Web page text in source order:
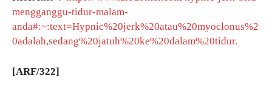
mengganggu-tidur-malam-
anda#:~:text=Hypnic%20jerk%20atau%20myoclonus%2
0adalah,sedang%20jatuh%20ke%20dalam%20tidur.
[ARF/322]